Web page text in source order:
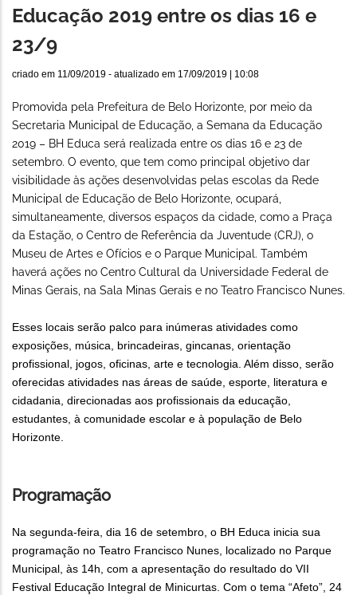
Educação 2019 entre os dias 16 e
23/9
criado em 11/09/2019 - atualizado em 17/09/2019 | 10:08
Promovida pela Prefeitura de Belo Horizonte, por meio da
Secretaria Municipal de Educação, a Semana da Educação
2019 – BH Educa será realizada entre os dias 16 e 23 de
setembro. O evento, que tem como principal objetivo dar
visibilidade às ações desenvolvidas pelas escolas da Rede
Municipal de Educação de Belo Horizonte, ocupará,
simultaneamente, diversos espaços da cidade, como a Praça
da Estação, o Centro de Referência da Juventude (CRJ), o
Museu de Artes e Ofícios e o Parque Municipal. Também
haverá ações no Centro Cultural da Universidade Federal de
Minas Gerais, na Sala Minas Gerais e no Teatro Francisco Nunes.
Esses locais serão palco para inúmeras atividades como
exposições, música, brincadeiras, gincanas, orientação
profissional, jogos, oficinas, arte e tecnologia. Além disso, serão
oferecidas atividades nas áreas de saúde, esporte, literatura e
cidadania, direcionadas aos profissionais da educação,
estudantes, à comunidade escolar e à população de Belo
Horizonte.
Programação
Na segunda-feira, dia 16 de setembro, o BH Educa inicia sua
programação no Teatro Francisco Nunes, localizado no Parque
Municipal, às 14h, com a apresentação do resultado do VII
Festival Educação Integral de Minicurtas. Com o tema “Afeto”, 24